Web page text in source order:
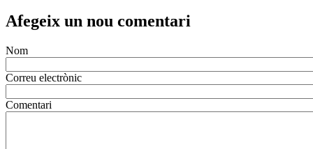
Afegeix un nou comentari
Nom
Correu electrònic
Comentari